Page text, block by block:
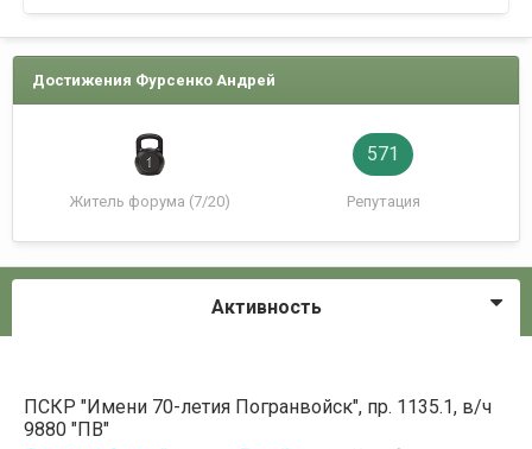
Достижения Фурсенко Андрей
Житель форума (7/20)
571
Репутация
Активность
ПСКР "Имени 70-летия Погранвойск", пр. 1135.1, в/ч
9880 "ПВ"